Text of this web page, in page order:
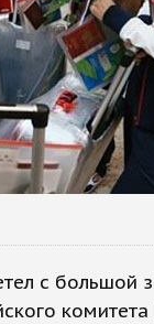
с большой